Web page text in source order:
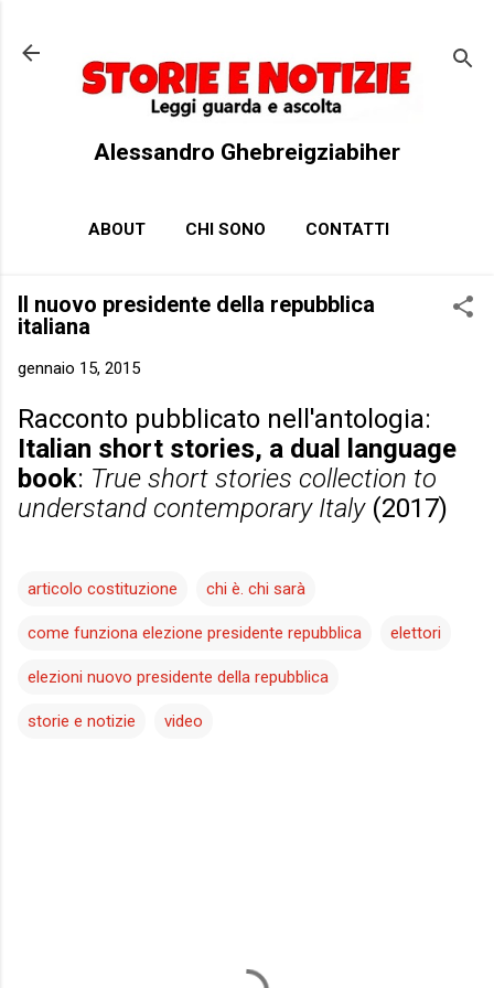
Alessandro Ghebreigziabiher
ABOUT CHI SONO CONTATTI
Il nuovo presidente della repubblica
italiana
gennaio 15, 2015
Racconto pubblicato nell'antologia:
Italian short stories, a dual language
book: True short stories collection to
understand contemporary Italy(2017)
articolo costituzione chi è. chi sarà
come funziona elezione presidente repubblica elettori
elezioni nuovo presidente della repubblica
storie e notizie video